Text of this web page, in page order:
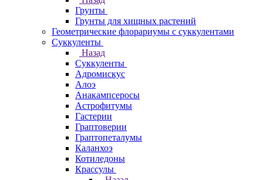
Грунты
Грунты для хищных растений
Геометрические флорариумы с суккулентами
Суккуленты
Назад
Суккуленты
Адромискус
Алоэ
Анакампсеросы
Астрофитумы
Гастерии
Граптоверии
Граптопеталумы
Каланхоэ
Котиледоны
Крассулы